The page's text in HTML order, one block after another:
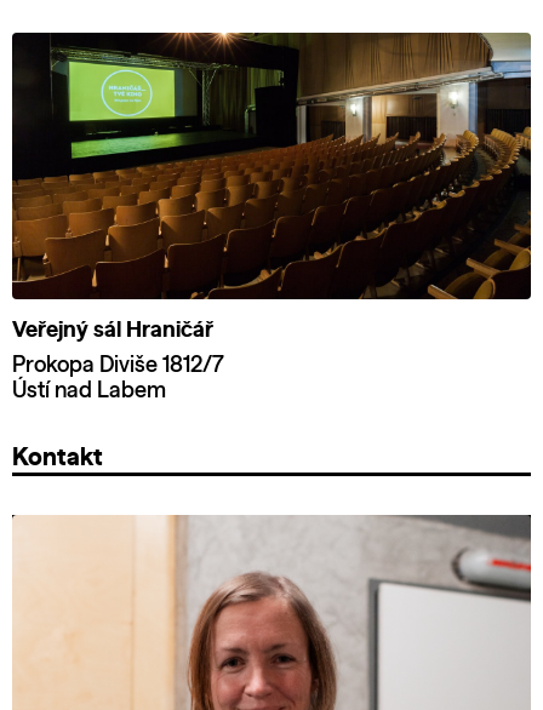
Veřejný sál Hraničář
Prokopa Diviše 1812/7
Ústí nad Labem
Kontakt